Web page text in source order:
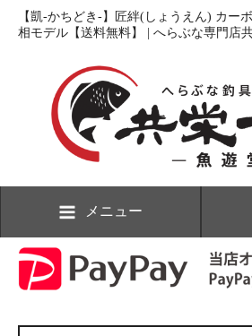
【凱-かちどき-】匠絆(しょうえん) カー
相モデル【送料無料】 | へらぶな専門店
メニュー